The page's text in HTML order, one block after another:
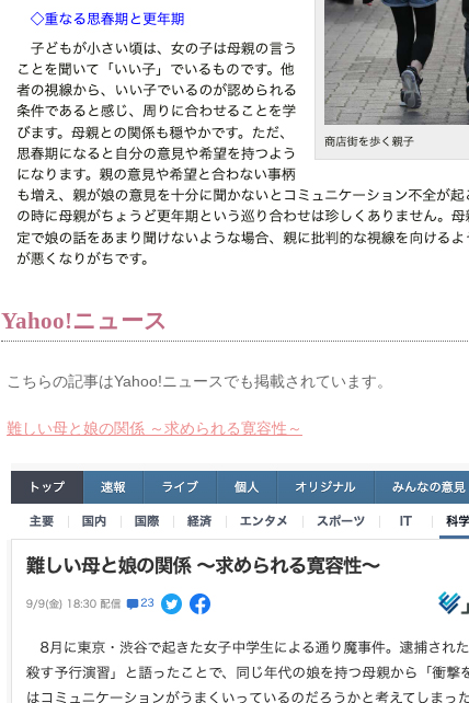
Yahoo!ニュース
こちらの記事はYahoo!ニュースでも掲載されています。
難しい母と娘の関係 ～求められる寛容性～